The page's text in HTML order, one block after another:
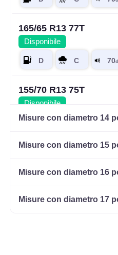
165/65 R13 77T
Disponibile
155/70 R13 75T
Disponibile
155/65 R13 73T
Misure con diametro 14
Misure con diametro 15
Misure con diametro 16
Misure con diametro 17